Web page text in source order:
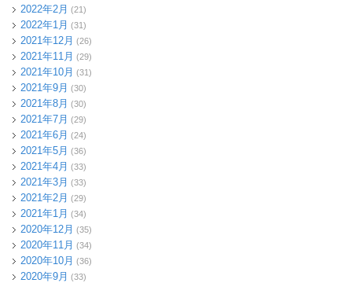
2022年2月 (21)
2022年1月 (31)
2021年12月 (26)
2021年11月 (29)
2021年10月 (31)
2021年9月 (30)
2021年8月 (30)
2021年7月 (29)
2021年6月 (24)
2021年5月 (36)
2021年4月 (33)
2021年3月 (33)
2021年2月 (29)
2021年1月 (34)
2020年12月 (35)
2020年11月 (34)
2020年10月 (36)
2020年9月 (33)